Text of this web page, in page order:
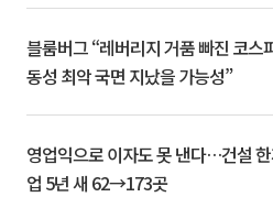
블룸버그 “레버리지 거품 빠진 코스
동성 최악 국면 지났을 가능성”
영업익으로 이자도 못 낸다…건설
업 5년 새 62→173곳